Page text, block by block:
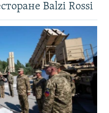
Balzi Rossi